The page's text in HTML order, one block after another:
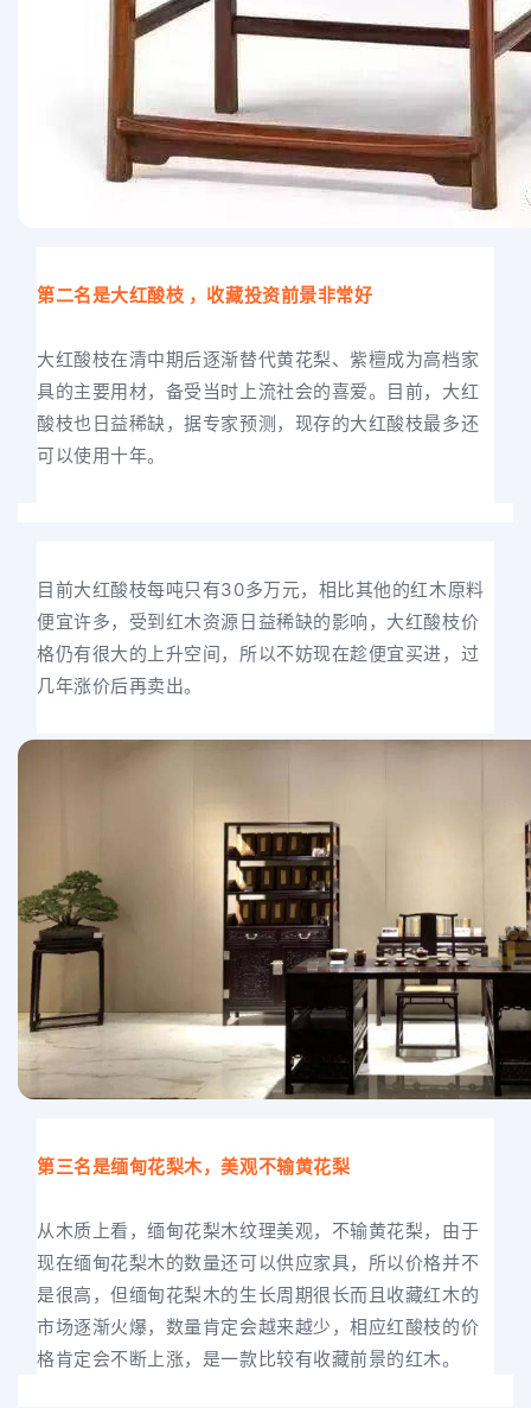
第二名是大红酸枝 ，收藏投资前景非常好
大红酸枝在清中期后逐渐替代黄花梨、紫檀成为高档家
具的主要用材，备受当时上流社会的喜爱。目前，大红
酸枝也日益稀缺，据专家预测，现存的大红酸枝最多还
可以使用十年。
目前大红酸枝每吨只有30多万元，相比其他的红木原料
便宜许多，受到红木资源日益稀缺的影响，大红酸枝价
格仍有很大的上升空间，所以不妨现在趁便宜买进，过
几年涨价后再卖出。
第三名是缅甸花梨木，美观不输黄花梨
从木质上看，缅甸花梨木纹理美观，不输黄花梨，由于
现在缅甸花梨木的数量还可以供应家具，所以价格并不
是很高，但缅甸花梨木的生长周期很长而且收藏红木的
市场逐渐火爆，数量肯定会越来越少，相应红酸枝的价
格肯定会不断上涨，是一款比较有收藏前景的红木。